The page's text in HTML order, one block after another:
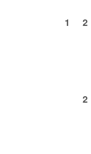
1
2
2